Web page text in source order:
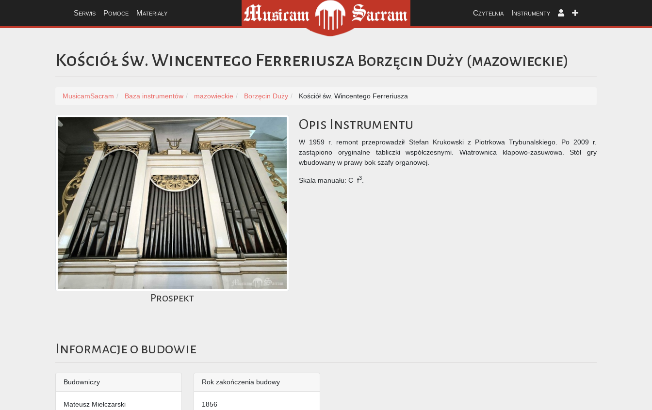
Serwis Pomoce Materiały Czytelnia Instrumenty
Kościół św. Wincentego Ferreriusza Borzęcin Duży (mazowieckie)
MusicamSacram Baza instrumentów mazowieckie Borzęcin Duży Kościół św. Wincentego Ferreriusza
Prospekt
Opis Instrumentu
W 1959 r. remont przeprowadził Stefan Krukowski z Piotrkowa Trybunalskiego. Po 2009 r.
zastąpiono oryginalne tabliczki współczesnymi. Wiatrownica klapowo-zasuwowa. Stół gry
wbudowany w prawy bok szafy organowej.
Skala manuału: C–f3
Informacje o budowie
Budowniczy
Mateusz Mielczarski
Rok zakończenia budowy
1856